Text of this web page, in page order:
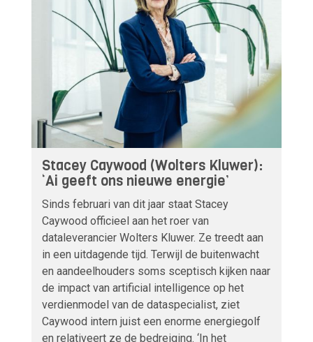
Stacey Caywood (Wolters Kluwer):
‘Ai geeft ons nieuwe energie’
Sinds februari van dit jaar staat Stacey
Caywood officieel aan het roer van
dataleverancier Wolters Kluwer. Ze treedt aan
in een uitdagende tijd. Terwijl de buitenwacht
en aandeelhouders soms sceptisch kijken naar
de impact van artificial intelligence op het
verdienmodel van de dataspecialist, ziet
Caywood intern juist een enorme energiegolf
en relativeert ze de bedreiging. ‘In het